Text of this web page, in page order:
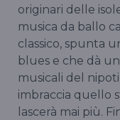
originari delle
musica da ballo
classico, spunta
blues e che dà
musicali del
imbraccia quello
lascerà mai più.